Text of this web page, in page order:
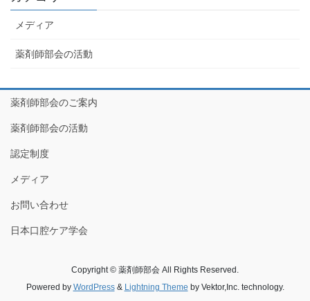
メディア
薬剤師部会の活動
薬剤師部会のご案内
薬剤師部会の活動
認定制度
メディア
お問い合わせ
日本口腔ケア学会
Copyright © 薬剤師部会 All Rights Reserved.
Powered by WordPress& Lightning Theme by Vektor,Inc. technology.